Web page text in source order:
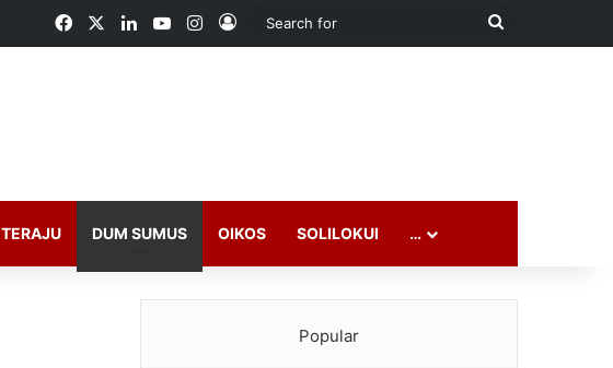
FacebookLinkedInYouTubeInstagram
Log In
Search
TERAJU DUM SUMUS OIKOS SOLILOKUI …
Popular